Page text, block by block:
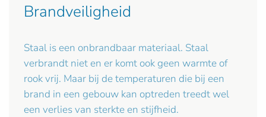
Brandveiligheid
Staal is een onbrandbaar materiaal. Staal
verbrandt niet en er komt ook geen warmte of
rook vrij. Maar bij de temperaturen die bij een
brand in een gebouw kan optreden treedt wel
een verlies van sterkte en stijfheid.